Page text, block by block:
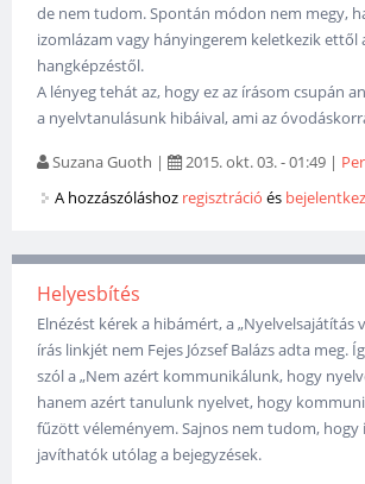
de nem tudom. Spontán módon nem megy,
izomlázam vagy hányingerem keletkezik ettől
hangképzéstől.
A lényeg tehát az, hogy ez az írásom csupán
a nyelvtanulásunk hibáival, ami az
Suzana Guoth | 2015. okt. 03. - 01:49 |
A hozzászóláshoz regisztráció és
Helyesbítés
Elnézést kérek a hibámért, a „Nyelvelsajátítás
írás linkjét nem Fejes József Balázs adta meg.
szól a „Nem azért kommunikálunk, hogy
hanem azért tanulunk nyelvet, hogy
fűzött véleményem. Sajnos nem tudom, hogy
javíthatók utólag a bejegyzések.